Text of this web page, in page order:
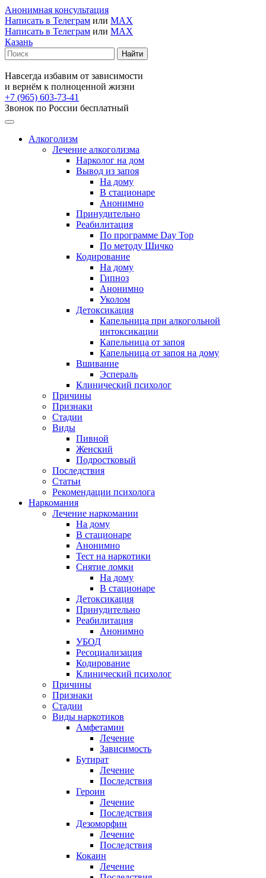
Анонимная консультация
Написать в Телеграм или MAX
Написать в Телеграм или MAX
Казань
Навсегда избавим от зависимости
и вернём к полноценной жизни
+7 (965) 603-73-41
Звонок по России бесплатный
Алкоголизм
Лечение алкоголизма
Нарколог на дом
Вывод из запоя
На дому
В стационаре
Анонимно
Принудительно
Реабилитация
По программе Day Top
По методу Шичко
Кодирование
На дому
Гипноз
Анонимно
Уколом
Детоксикация
Капельница при алкогольной
интоксикации
Капельница от запоя
Капельница от запоя на дому
Вшивание
Эспераль
Клинический психолог
Причины
Признаки
Стадии
Виды
Пивной
Женский
Подростковый
Последствия
Статьи
Рекомендации психолога
Наркомания
Лечение наркомании
На дому
В стационаре
Анонимно
Тест на наркотики
Снятие ломки
На дому
В стационаре
Детоксикация
Принудительно
Реабилитация
Анонимно
УБОД
Ресоциализация
Кодирование
Клинический психолог
Причины
Признаки
Стадии
Виды наркотиков
Амфетамин
Лечение
Зависимость
Бутират
Лечение
Последствия
Героин
Лечение
Последствия
Дезоморфин
Лечение
Последствия
Кокаин
Лечение